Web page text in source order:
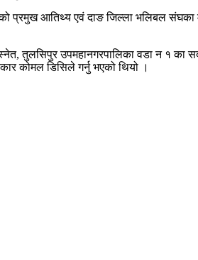
प्रमुख आतिथ्य एवं दाङ जिल्ला भलिबल
तुलसिपुर उपमहानगरपालिका वडा न १ का
कोमल डिसिले गर्नु भएको थियो ।